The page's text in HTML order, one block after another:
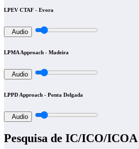
LPEV CTAF - Evora
Audio
LPMA Approach - Madeira
Audio
LPPD Approach - Ponta Delgada
Audio
Pesquisa de IC/ICO/ICOA